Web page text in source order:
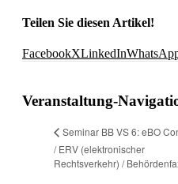
Teilen Sie diesen Artikel!
FacebookXLinkedIn
Veranstaltung-
Seminar BB VS 6: eBO
/ ERV (elektronischer
Rechtsverkehr) /